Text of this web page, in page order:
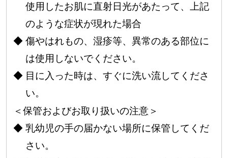
使用したお肌に直射日光があたって、上記
のような症状が現れた場合
傷やはれもの、湿疹等、異常のある部位に
は使用しないでください。
目に入った時は、すぐに洗い流してくださ
い。
＜保管およびお取り扱いの注意＞
乳幼児の手の届かない場所に保管してくだ
さい。